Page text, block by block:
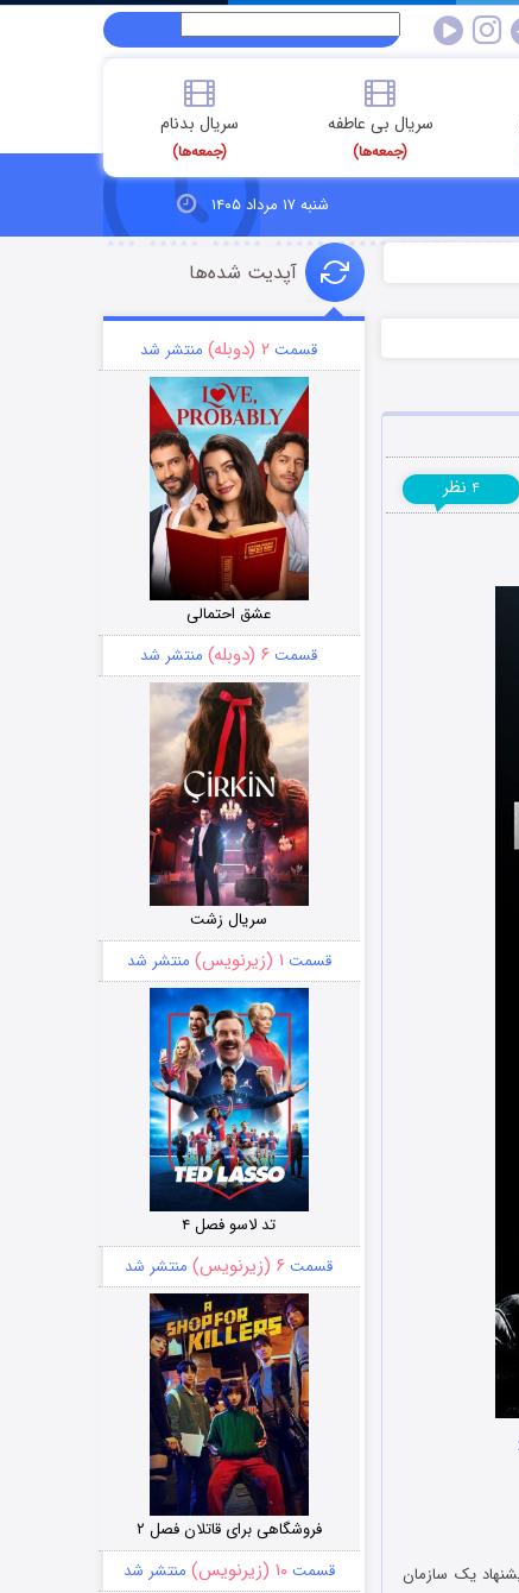
سریال بی عاطفه
(جمعه‌ها)
سریال بدنام
(جمعه‌ها)
شنبه ۱۷ مرداد ۱۴۰۵
۴ نظر
آپدیت شده‌ها
قسمت ۲ (دوبله) منتشر شد
عشق احتمالی
قسمت ۶ (دوبله) منتشر شد
سریال زشت
قسمت ۱ (زیرنویس) منتشر شد
تد لاسو فصل ۴
قسمت ۶ (زیرنویس) منتشر شد
فروشگاهی برای قاتلان فصل ۲
قسمت۱۰ (زیرنویس) منتشر شد